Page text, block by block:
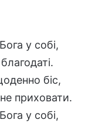
у собі,
біс,
приховати.
у собі,